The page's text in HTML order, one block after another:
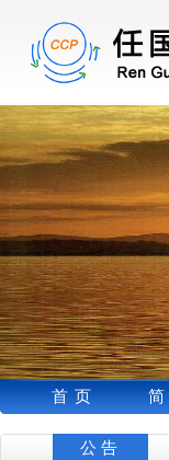
首页
公告